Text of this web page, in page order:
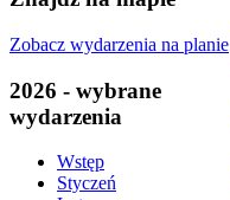
Zobacz wydarzenia na planie
2026 - wybrane
wydarzenia
Wstęp
Styczeń